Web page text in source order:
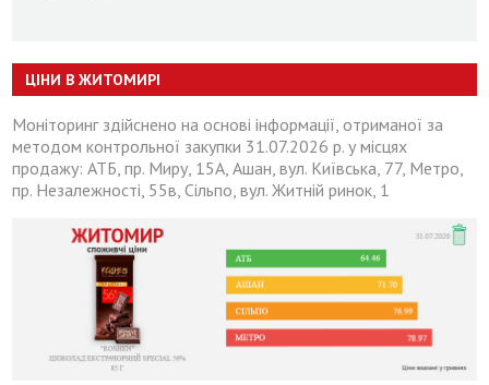
ЦІНИ В ЖИТОМИРІ
Моніторинг здійснено на основі інформації, отриманої за
методом контрольної закупки 31.07.2026 р. у місцях
продажу: АТБ, пр. Миру, 15А, Ашан, вул. Київська, 77, Метро,
пр. Незалежності, 55в, Сільпо, вул. Житній ринок, 1